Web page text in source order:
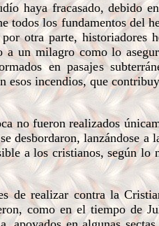
haya fracasado, debido
todos los fundamentos del
otra parte, historiadores
un milagro como lo
en pasajes
esos incendios, que
no fueron realizados
desbordaron, lanzándose a
a los cristianos, según lo
realizar contra la
como en el tiempo de